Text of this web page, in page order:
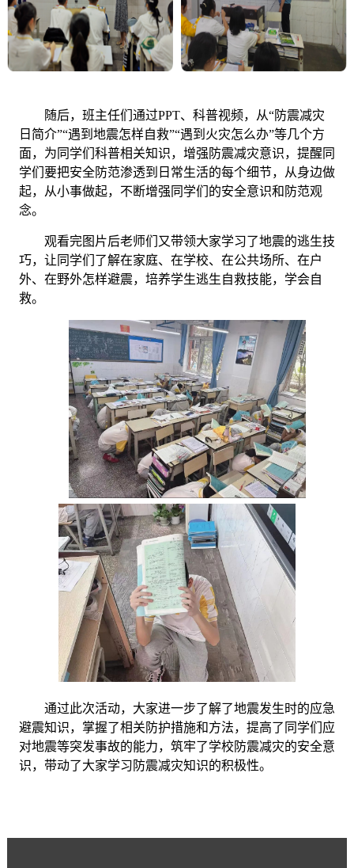
随后，班主任们通过PPT、科普视频，从“防震减灾
日简介”“遇到地震怎样自救”“遇到火灾怎么办”等几个方
面，为同学们科普相关知识，增强防震减灾意识，提醒同
学们要把安全防范渗透到日常生活的每个细节，从身边做
起，从小事做起，不断增强同学们的安全意识和防范观
念。
观看完图片后老师们又带领大家学习了地震的逃生技
巧，让同学们了解在家庭、在学校、在公共场所、在户
外、在野外怎样避震，培养学生逃生自救技能，学会自
救。
通过此次活动，大家进一步了解了地震发生时的应急
避震知识，掌握了相关防护措施和方法，提高了同学们应
对地震等突发事故的能力，筑牢了学校防震减灾的安全意
识，带动了大家学习防震减灾知识的积极性。